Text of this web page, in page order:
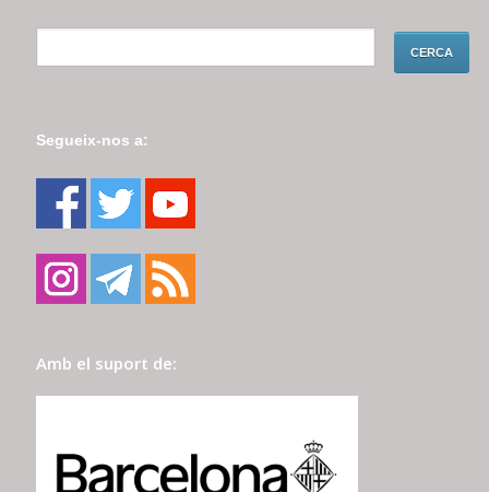
Segueix-nos a:
Amb el suport de: